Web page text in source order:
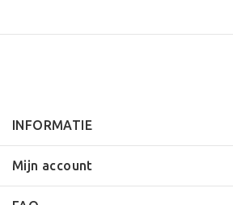
INFORMATIE
Mijn account